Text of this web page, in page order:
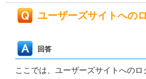
ユーザーズサイトへの
回答
ここでは、ユーザーズサイトへの